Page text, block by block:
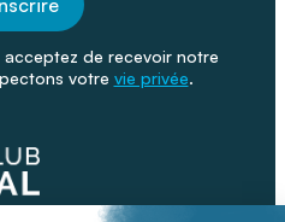
acceptez de recevoir notre
votre vie privée.